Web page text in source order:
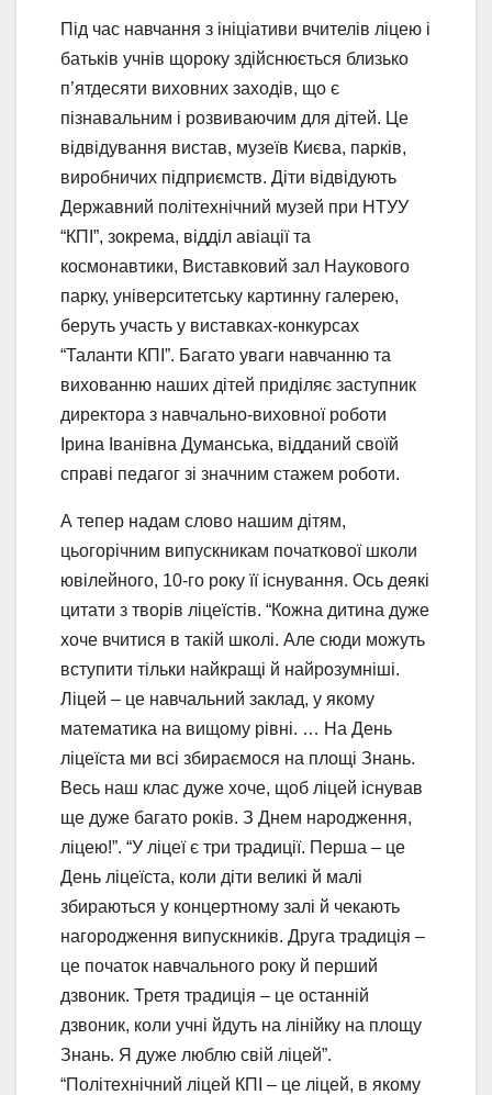
Під час навчання з ініціативи вчителів ліцею і
батьків учнів щороку здійснюється близько
п’ятдесяти виховних заходів, що є
пізнавальним і розвиваючим для дітей. Це
відвідування вистав, музеїв Києва, парків,
виробничих підприємств. Діти відвідують
Державний політехнічний музей при НТУУ
“КПІ”, зокрема, відділ авіації та
космонавтики, Виставковий зал Наукового
парку, університетську картинну галерею,
беруть участь у виставках-конкурсах
“Таланти КПІ”. Багато уваги навчанню та
вихованню наших дітей приділяє заступник
директора з навчально-виховної роботи
Ірина Іванівна Думанська, відданий своїй
справі педагог зі значним стажем роботи.
А тепер надам слово нашим дітям,
цьогорічним випускникам початкової школи
ювілейного, 10-го року її існування. Ось деякі
цитати з творів ліцеїстів. “Кожна дитина дуже
хоче вчитися в такій школі. Але сюди можуть
вступити тільки найкращі й найрозумніші.
Ліцей – це навчальний заклад, у якому
математика на вищому рівні. … На День
ліцеїста ми всі збираємося на площі Знань.
Весь наш клас дуже хоче, щоб ліцей існував
ще дуже багато років. З Днем народження,
ліцею!”. “У ліцеї є три традиції. Перша – це
День ліцеїста, коли діти великі й малі
збираються у концертному залі й чекають
нагородження випускників. Друга традиція –
це початок навчального року й перший
дзвоник. Третя традиція – це останній
дзвоник, коли учні йдуть на лінійку на площу
Знань. Я дуже люблю свій ліцей”.
“Політехнічний ліцей КПІ – це ліцей, в якому